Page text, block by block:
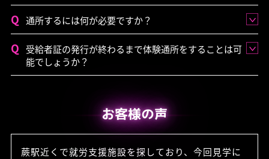
通所するには何が必要ですか？
受給者証の発行が終わるまで体験通所をすることは可
能でしょうか？
お客様の声
蕨駅近くで就労支援施設を探しており、今回見学に